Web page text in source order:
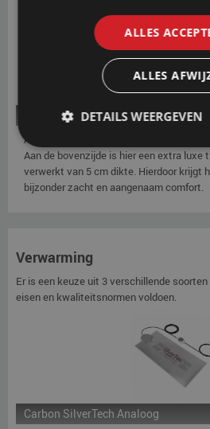
Softside HR RG40 + Visco
Als extra optie kan gekozen worden
Aan de bovenzijde is hier een extra luxe
verwerkt van 5 cm dikte. Hierdoor krijgt
bijzonder zacht en aangenaam comfort.
Verwarming
Er is een keuze uit 3 verschillende
eisen en kwaliteitsnormen voldoen.
Carbon SilverTech Analoog
ALLES
ALLES
DETAILS WEERGEVEN